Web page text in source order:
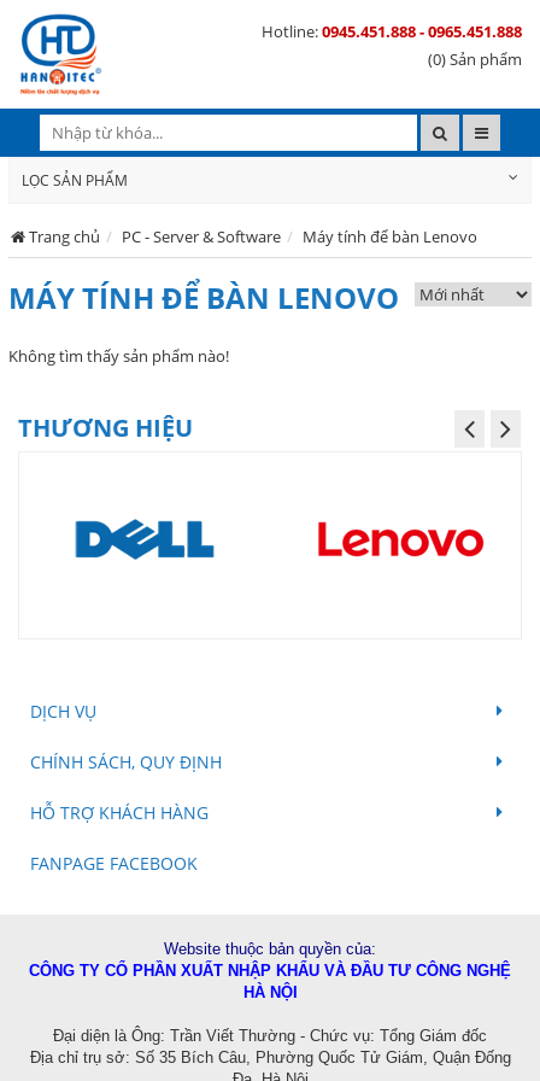
Hotline:0945.451.888 - 0965.451.888
(0) Sản phẩm
LỌC SẢN PHẨM
Trang chủ PC - Server & Software Máy tính để bàn Lenovo
MÁY TÍNH ĐỂ BÀN LENOVO
Không tìm thấy sản phẩm nào!
THƯƠNG HIỆU
DỊCH VỤ
CHÍNH SÁCH, QUY ĐỊNH
HỖ TRỢ KHÁCH HÀNG
FANPAGE FACEBOOK
Website thuộc bản quyền của:
CÔNG TY CỔ PHẦN XUẤT NHẬP KHẨU VÀ ĐẦU TƯ CÔNG NGHỆ
HÀ NỘI
Đại diện là Ông: Trần Viết Thường - Chức vụ: Tổng Giám đốc
Địa chỉ trụ sở: Số 35 Bích Câu, Phường Quốc Tử Giám, Quận Đống